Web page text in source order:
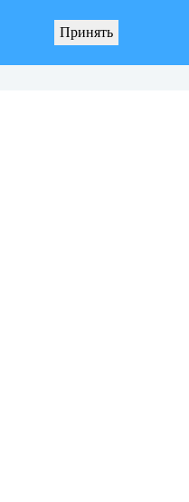
О мерах по реализации инициативных
Принять